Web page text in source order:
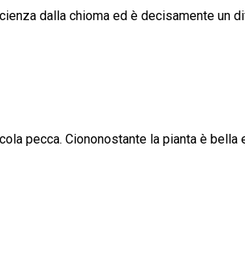
dalla chioma ed è decisamente un
pecca. Ciononostante la pianta è bella